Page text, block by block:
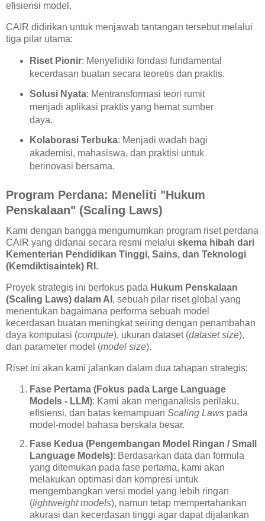
efisiensi model.
CAIR didirikan untuk menjawab tantangan tersebut melalui
tiga pilar utama:
Riset Pionir: Menyelidiki fondasi fundamental
kecerdasan buatan secara teoretis dan praktis.
Solusi Nyata: Mentransformasi teori rumit
menjadi aplikasi praktis yang hemat sumber
daya.
Kolaborasi Terbuka: Menjadi wadah bagi
akademisi, mahasiswa, dan praktisi untuk
berinovasi bersama.
Program Perdana: Meneliti "Hukum
Penskalaan" (Scaling Laws)
Kami dengan bangga mengumumkan program riset perdana
CAIR yang didanai secara resmi melalui skema hibah dari
Kementerian Pendidikan Tinggi, Sains, dan Teknologi
(Kemdiktisaintek) RI .
Proyek strategis ini berfokus pada Hukum Penskalaan
(Scaling Laws) dalam AI , sebuah pilar riset global yang
menentukan bagaimana performa sebuah model
kecerdasan buatan meningkat seiring dengan penambahan
daya komputasi (compute), ukuran dataset (dataset size),
dan parameter model (model size).
Riset ini akan kami jalankan dalam dua tahapan strategis:
Fase Pertama (Fokus pada Large Language
Models - LLM): Kami akan menganalisis perilaku,
efisiensi, dan batas kemampuan Scaling Laws pada
model-model bahasa berskala besar.
Fase Kedua (Pengembangan Model Ringan / Small
Language Models): Berdasarkan data dan formula
yang ditemukan pada fase pertama, kami akan
melakukan optimasi dan kompresi untuk
mengembangkan versi model yang lebih ringan
(lightweight models), namun tetap mempertahankan
akurasi dan kecerdasan tinggi agar dapat dijalankan